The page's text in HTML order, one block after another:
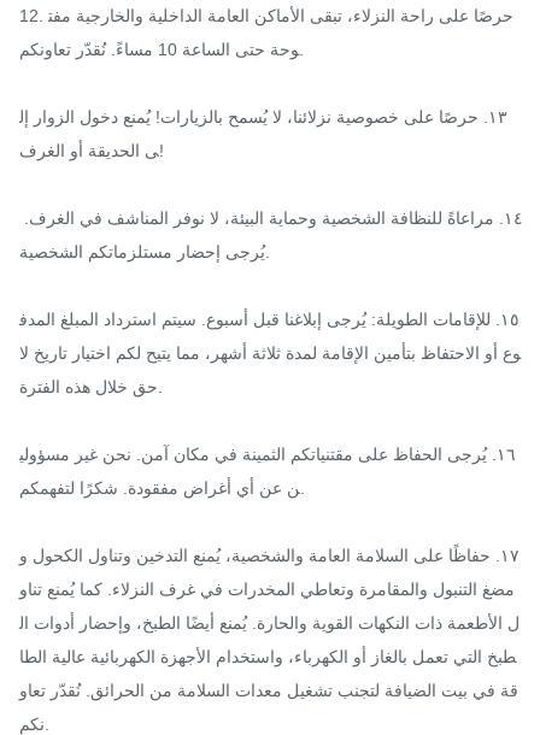
12. حرصًا على راحة النزلاء، تبقى الأماكن العامة الداخلية والخارجية مفت
وحة حتى الساعة 10 مساءً. نُقدّر تعاونكم.
١٣. حرصًا على خصوصية نزلائنا، لا يُسمح بالزيارات! يُمنع دخول الزوار إل
ى الحديقة أو الغرف!
يُرجى إحضار مستلزماتكم الشخصية.
١٥. للإقامات الطويلة: يُرجى إبلاغنا قبل أسبوع. سيتم استرداد المبلغ المدف
وع أو الاحتفاظ بتأمين الإقامة لمدة ثلاثة أشهر، مما يتيح لكم اختيار تاريخ لا
حق خلال هذه الفترة.
١٦. يُرجى الحفاظ على مقتنياتكم الثمينة في مكان آمن. نحن غير مسؤولي
ن عن أي أغراض مفقودة. شكرًا لتفهمكم.
١٧. حفاظًا على السلامة العامة والشخصية، يُمنع التدخين وتناول الكحول و
مضغ التنبول والمقامرة وتعاطي المخدرات في غرف النزلاء. كما يُمنع تناو
ل الأطعمة ذات النكهات القوية والحارة. يُمنع أيضًا الطبخ، وإحضار أدوات ال
طبخ التي تعمل بالغاز أو الكهرباء، واستخدام الأجهزة الكهربائية عالية الطا
قة في بيت الضيافة لتجنب تشغيل معدات السلامة من الحرائق. نُقدّر تعاو
نكم.